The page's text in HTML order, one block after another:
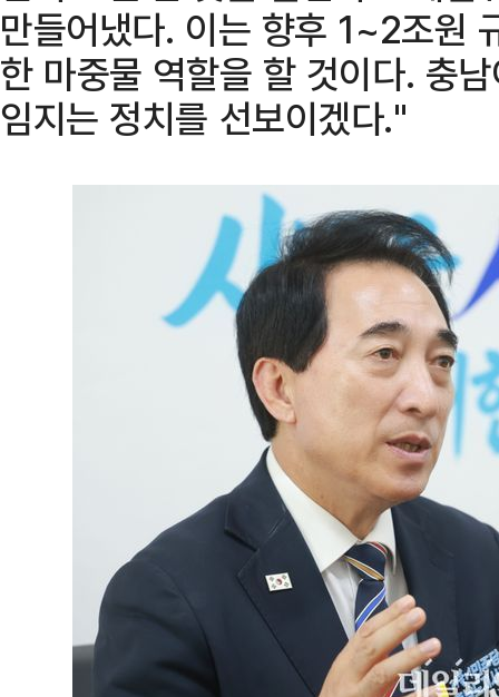
만들어냈다. 이는 향후 1~2조원
한 마중물 역할을 할 것이다. 충
임지는 정치를 선보이겠다."